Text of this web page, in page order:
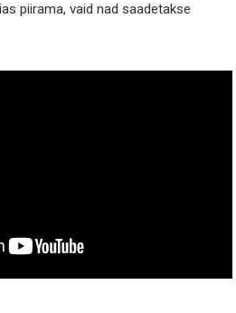
piirama, vaid nad saadetakse